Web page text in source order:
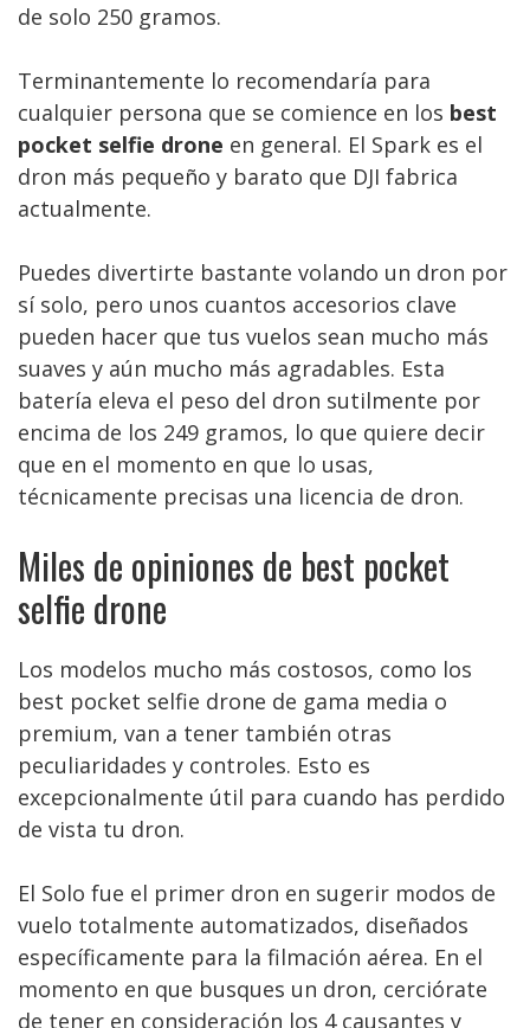
de solo 250 gramos.
Terminantemente lo recomendaría para
cualquier persona que se comience en los best
pocket selfie drone en general. El Spark es el
dron más pequeño y barato que DJI fabrica
actualmente.
Puedes divertirte bastante volando un dron por
sí solo, pero unos cuantos accesorios clave
pueden hacer que tus vuelos sean mucho más
suaves y aún mucho más agradables. Esta
batería eleva el peso del dron sutilmente por
encima de los 249 gramos, lo que quiere decir
que en el momento en que lo usas,
técnicamente precisas una licencia de dron.
Miles de opiniones de best pocket
selfie drone
Los modelos mucho más costosos, como los
best pocket selfie drone de gama media o
premium, van a tener también otras
peculiaridades y controles. Esto es
excepcionalmente útil para cuando has perdido
de vista tu dron.
El Solo fue el primer dron en sugerir modos de
vuelo totalmente automatizados, diseñados
específicamente para la filmación aérea. En el
momento en que busques un dron, cerciórate
de tener en consideración los 4 causantes y